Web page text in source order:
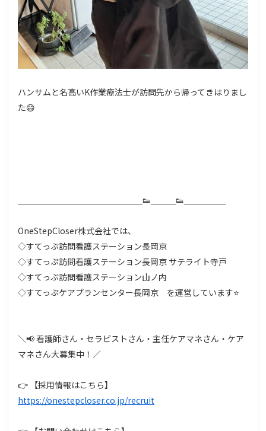
ハンサムと名高いK作業療法士が訪問先から帰ってきはりまし
た😄
＿＿＿＿＿＿＿＿＿＿＿＿＿＿＿👟＿＿＿👟＿＿＿＿＿
OneStepCloser株式会社では、
◇すてっぷ訪問看護ステーション長岡京
◇すてっぷ訪問看護ステーション長岡京 サテライト寺戸
◇すてっぷ訪問看護ステーション山ノ内
◇すてっぷケアプランセンター長岡京 を運営しています⭐
＼📢 看護師さん・セラピストさん・主任ケアマネさん・ケア
マネさん大募集中！／
👉 【採用情報はこちら】
https://onestepcloser.co.jp/recruit